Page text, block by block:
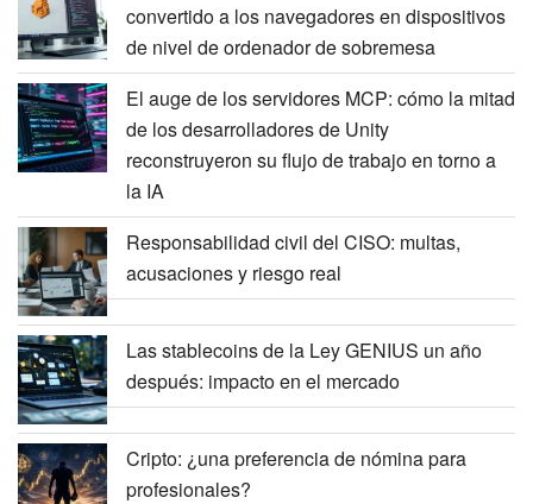
convertido a los navegadores en dispositivos
de nivel de ordenador de sobremesa
El auge de los servidores MCP: cómo la mitad
de los desarrolladores de Unity
reconstruyeron su flujo de trabajo en torno a
la IA
Responsabilidad civil del CISO: multas,
acusaciones y riesgo real
Las stablecoins de la Ley GENIUS un año
después: impacto en el mercado
Cripto: ¿una preferencia de nómina para
profesionales?